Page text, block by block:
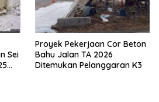
Sei
Proyek Pekerjaan Cor Beton
Bahu Jalan TA 2026
Ditemukan Pelanggaran K3